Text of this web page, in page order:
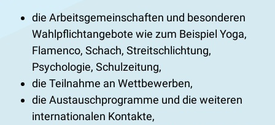
die Arbeitsgemeinschaften und besonderen
Wahlpflichtangebote wie zum Beispiel Yoga,
Flamenco, Schach, Streitschlichtung,
Psychologie, Schulzeitung,
die Teilnahme an Wettbewerben,
die Austauschprogramme und die weiteren
internationalen Kontakte,